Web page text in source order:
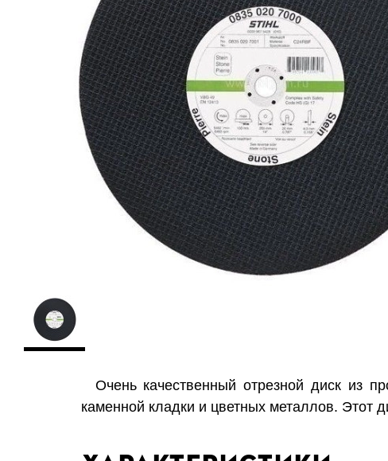
Очень качественный отрезной диск из
каменной кладки и цветных металлов. Этот